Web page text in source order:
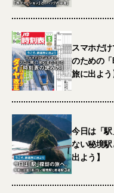
スマホだ
のための
旅に出よう
今日は「
ない秘境
出よう】